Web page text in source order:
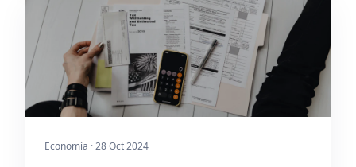
Economía · 28 Oct 2024